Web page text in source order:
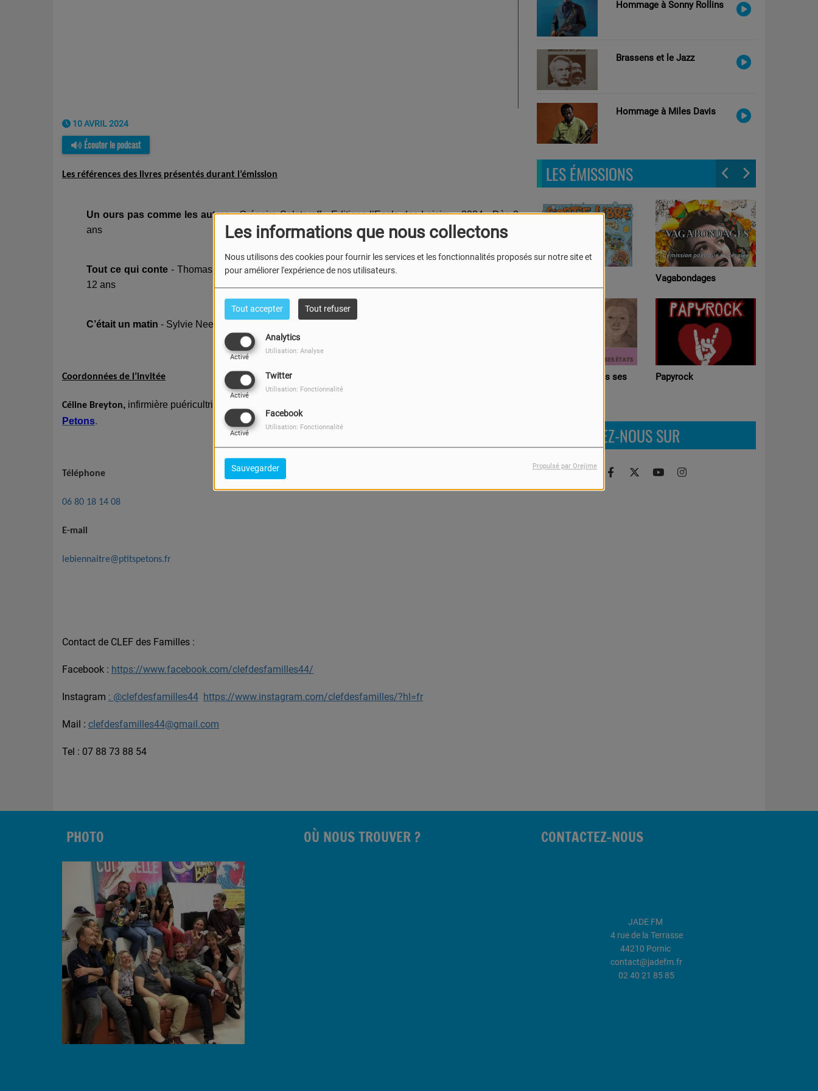
Les informations que nous collectons
Nous utilisons des cookies pour fournir les services et les fonctionnalités proposés sur notre site et
pour améliorer l'expérience de nos utilisateurs.
Tout accepter Tout refuser
Analytics
Activé
Utilisation: Analyse
Twitter
Activé
Utilisation: Fonctionnalité
Facebook
Activé
Utilisation: Fonctionnalité
Sauvegarder Propulsé par Orejime
10 AVRIL 2024
Écouter le podcast
Les références des livres présentés durant l’émission
Un ours pas comme les autres -Grégoire Solotareff - Editions l’Ecole des Loisirs – 2024 - Dès 3
ans
Tout ce qui conte- Thomas Scotto et Nicolas Lacombe – Ed. Balivernes – Novembre 2023 – Dès
12 ans
C’était un matin - Sylvie Neeman et Pierre-Emmanuel Lyet - Editions La joie de lire – Dès 5 ans
Coordonnées de l’invitée
Céline Breyton, infirmière puéricultrice consultante en périnatalité. Elle a créé
Petons.
Téléphone
06 80 18 14 08
E-mail
lebiennaitre@ptitspetons.fr
Contact de CLEF des Familles :
Facebook : https://www.facebook.com/clefdesfamilles44/
Instagram : @clefdesfamilles44 https://www.instagram.com/clefdesfamilles/?hl=fr
Mail : clefdesfamilles44@gmail.com
Tel : 07 88 73 88 54
Hommage à Sonny Rollins
Brassens et le Jazz
Hommage à Miles Davis
LES ÉMISSIONS
Ateliers pédagogiques
médias )
Chronoscaphe
RETROUVEZ-NOUS SUR
PHOTO OÙ NOUS TROUVER ? CONTACTEZ-NOUS
JADE FM
4 rue de la Terrasse
44210 Pornic
contact@jadefm.fr
02 40 21 85 85